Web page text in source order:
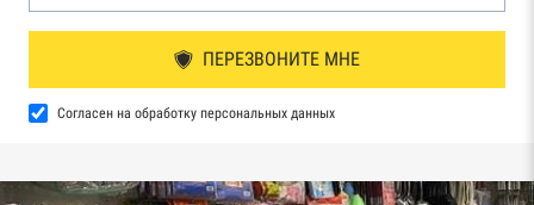
ПЕРЕЗВОНИТЕ МНЕ
Согласен на обработку персональных данных